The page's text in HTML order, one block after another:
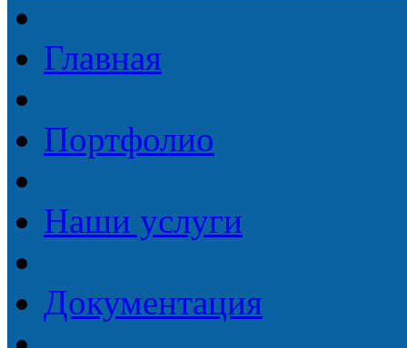
Главная
Портфолио
Наши услуги
Документация